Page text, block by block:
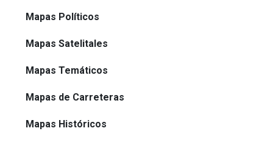
Mapas Políticos
Mapas Satelitales
Mapas Temáticos
Mapas de Carreteras
Mapas Históricos